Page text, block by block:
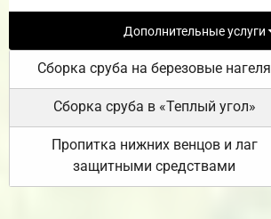
Дополнительные услуги
Сборка сруба на березовые нагеля
Сборка сруба в «Теплый угол»
Пропитка нижних венцов и лаг
защитными средствами